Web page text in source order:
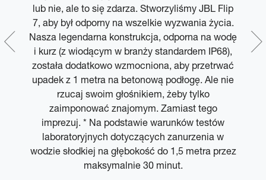
lub nie, ale to się zdarza. Stworzyliśmy JBL Flip
7, aby był odporny na wszelkie wyzwania życia.
Nasza legendarna konstrukcja, odporna na wodę
i kurz (z wiodącym w branży standardem IP68),
została dodatkowo wzmocniona, aby przetrwać
upadek z 1 metra na betonową podłogę. Ale nie
rzucaj swoim głośnikiem, żeby tylko
zaimponować znajomym. Zamiast tego
imprezuj. * Na podstawie warunków testów
laboratoryjnych dotyczących zanurzenia w
wodzie słodkiej na głębokość do 1,5 metra przez
maksymalnie 30 minut.